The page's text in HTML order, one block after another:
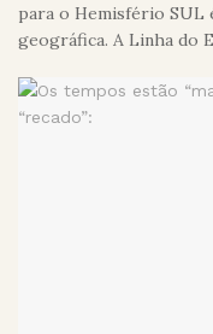
para o Hemisfério SUL
geográfica. A Linha do